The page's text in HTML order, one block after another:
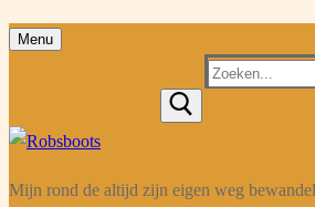
Menu
Zoeken
Mijn rond de altijd zijn eigen weg